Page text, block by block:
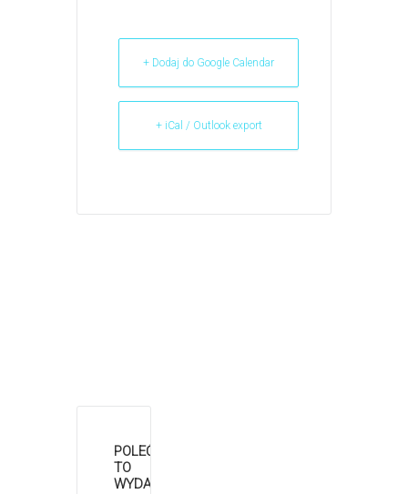
+ Dodaj do Google Calendar
+ iCal / Outlook export
POLEĆ
TO
WYDARZENIE